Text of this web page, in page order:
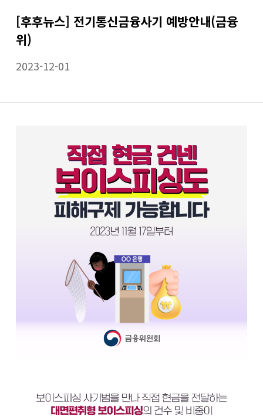
[후후뉴스] 전기통신금융사기 예방안내(금융
위)
2023-12-01